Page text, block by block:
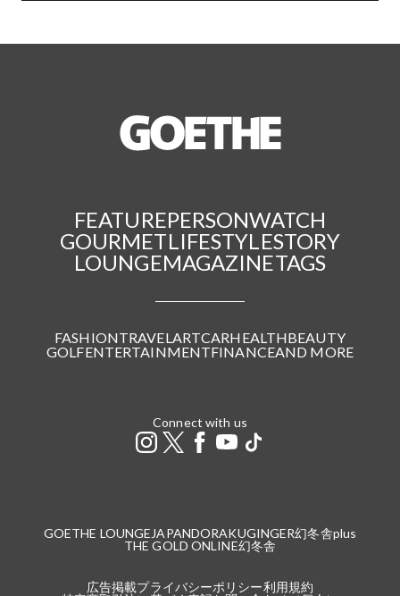
FEATUREPERSONWATCH
GOURMETLIFESTYLESTORY
LOUNGEMAGAZINETAGS
FASHIONTRAVELARTCARHEALTHBEAUTY
GOLFENTERTAINMENTFINANCEAND MORE
Connect with us
GOETHE LOUNGE JAPANDORAKUGINGER幻冬舎plus
THE GOLD ONLINE幻冬舎
広告掲載プライバシーポリシー利用規約